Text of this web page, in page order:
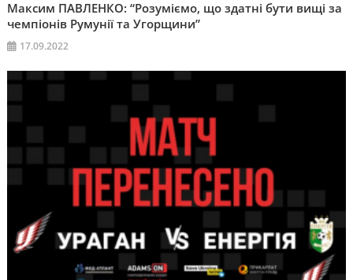
Максим ПАВЛЕНКО: “Розуміємо, що здатні бути вищі за
чемпіонів Румунії та Угорщини”
17.09.2022